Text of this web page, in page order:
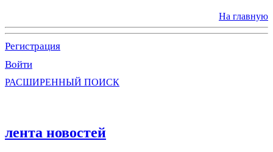
На главную
Регистрация
Войти
РАСШИРЕННЫЙ ПОИСК
лента новостей